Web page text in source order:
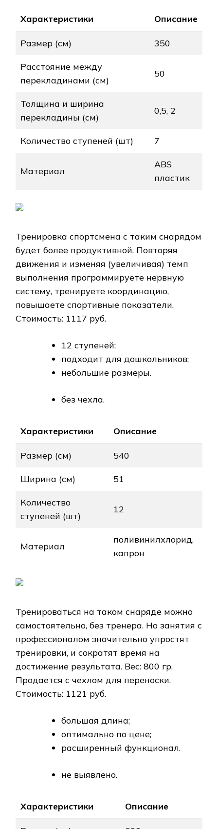
Характеристики Описание
Размер (см) 350
Расстояние между
перекладинами (см)
50
Толщина и ширина
перекладины (см)
0,5, 2
Количество ступеней (шт) 7
Материал
ABS
пластик
Тренировка спортсмена с таким снарядом
будет более продуктивной. Повторяя
движения и изменяя (увеличивая) темп
выполнения программируете нервную
систему, тренируете координацию,
повышаете спортивные показатели.
Стоимость: 1117 руб.
12 ступеней;
подходит для дошкольников;
небольшие размеры.
без чехла.
Характеристики Описание
Размер (см) 540
Ширина (см) 51
Количество
ступеней (шт)
12
Материал
поливинилхлорид,
капрон
Тренироваться на таком снаряде можно
самостоятельно, без тренера. Но занятия с
профессионалом значительно упростят
тренировки, и сократят время на
достижение результата. Вес: 800 гр.
Продается с чехлом для переноски.
Стоимость: 1121 руб.
большая длина;
оптимально по цене;
расширенный функционал.
не выявлено.
Характеристики Описание